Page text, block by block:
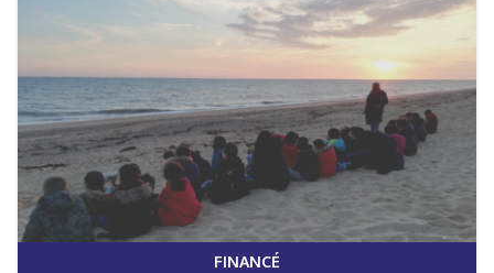
FINANCÉ